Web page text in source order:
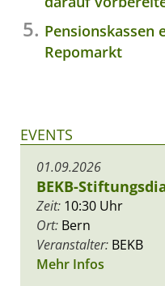
Pensionskassen
Repomarkt
EVENTS
01.09.2026
BEKB-
Zeit: 10:30 Uhr
Ort: Bern
Veranstalter: BEKB
Mehr Infos